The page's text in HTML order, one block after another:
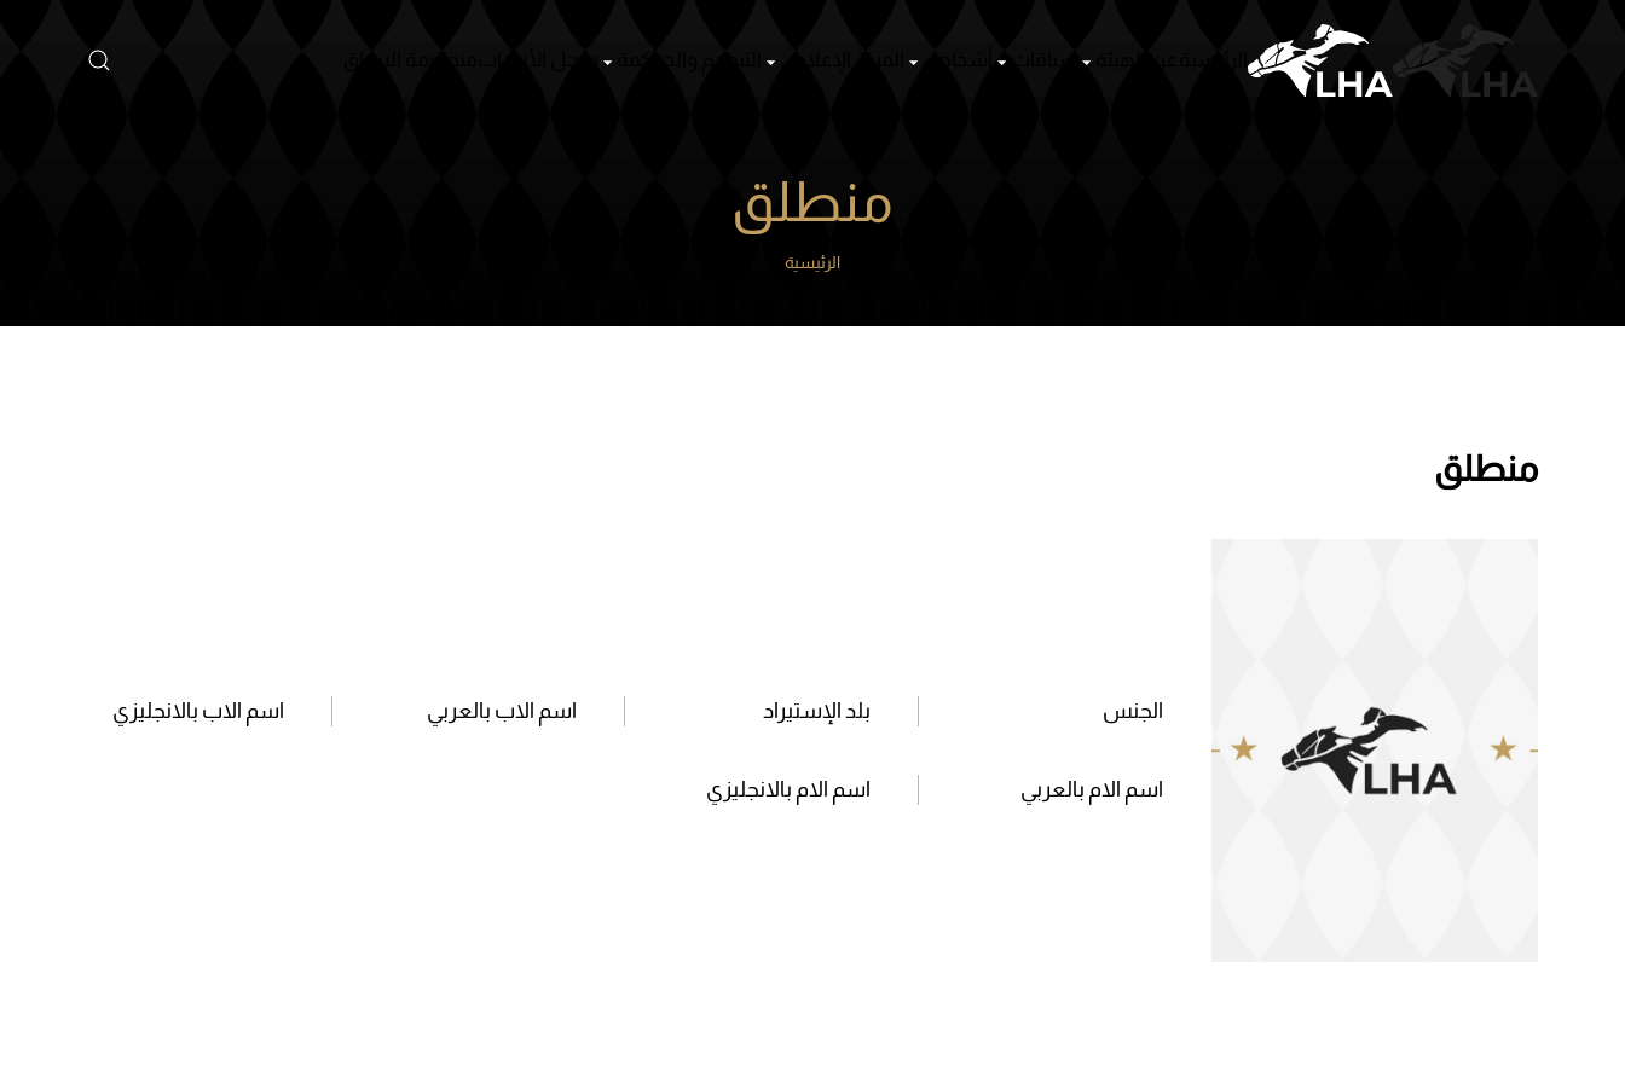
Skip to main content الرئيسيةعن الهيئة أشخاص المركز الإعلامي التنظيم والحوكمة منظومة السباق
منطلق
الرئيسية
منطلق
الجنس بلد الإستيراد اسم الاب بالعربي اسم الاب بالانجليزي
اسم الام بالعربي اسم الام بالانجليزي